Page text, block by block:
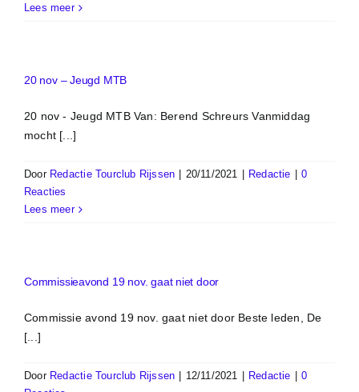
Lees meer
20 nov – Jeugd MTB
20 nov - Jeugd MTB Van: Berend Schreurs Vanmiddag
mocht [...]
Door Redactie Tourclub Rijssen 20/11/2021 Redactie
0
Reacties
Lees meer
Commissieavond 19 nov. gaat niet door
Commissie avond 19 nov. gaat niet door Beste leden, De
[...]
Door Redactie Tourclub Rijssen 12/11/2021 Redactie
0